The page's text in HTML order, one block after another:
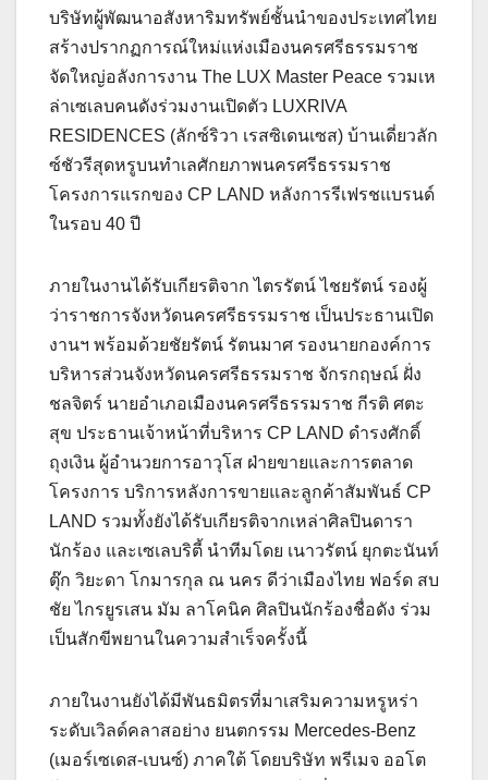
บริษัทผู้พัฒนาอสังหาริมทรัพย์ชั้นนำของประเทศไทย
สร้างปรากฏการณ์ใหม่แห่งเมืองนครศรีธรรมราช
จัดใหญ่อลังการงาน The LUX Master Peace รวมเห
ล่าเซเลบคนดังร่วมงานเปิดตัว LUXRIVA
RESIDENCES (ลักซ์ริวา เรสซิเดนเซส) บ้านเดี่ยวลัก
ซ์ชัวรีสุดหรูบนทำเลศักยภาพนครศรีธรรมราช
โครงการแรกของ CP LAND หลังการรีเฟรชแบรนด์
ในรอบ 40 ปี
ภายในงานได้รับเกียรติจาก ไตรรัตน์ ไชยรัตน์ รองผู้
ว่าราชการจังหวัดนครศรีธรรมราช เป็นประธานเปิด
งานฯ พร้อมด้วยชัยรัตน์ รัตนมาศ รองนายกองค์การ
บริหารส่วนจังหวัดนครศรีธรรมราช จักรกฤษณ์ ฝั่ง
ชลจิตร์ นายอำเภอเมืองนครศรีธรรมราช กีรติ ศตะ
สุข ประธานเจ้าหน้าที่บริหาร CP LAND ดำรงศักดิ์
ถุงเงิน ผู้อำนวยการอาวุโส ฝ่ายขายและการตลาด
โครงการ บริการหลังการขายและลูกค้าสัมพันธ์ CP
LAND รวมทั้งยังได้รับเกียรติจากเหล่าศิลปินดารา
นักร้อง และเซเลบริตี้ นำทีมโดย เนาวรัตน์ ยุกตะนันท์
ตุ๊ก วิยะดา โกมารกุล ณ นคร ดีว่าเมืองไทย ฟอร์ด สบ
ชัย ไกรยูรเสน มัม ลาโคนิค ศิลปินนักร้องชื่อดัง ร่วม
เป็นสักขีพยานในความสำเร็จครั้งนี้
ภายในงานยังได้มีพันธมิตรที่มาเสริมความหรูหร่า
ระดับเวิลด์คลาสอย่าง ยนตกรรม Mercedes-Benz
(เมอร์เซเดส-เบนซ์) ภาคใต้ โดยบริษัท พรีเมจ ออโต